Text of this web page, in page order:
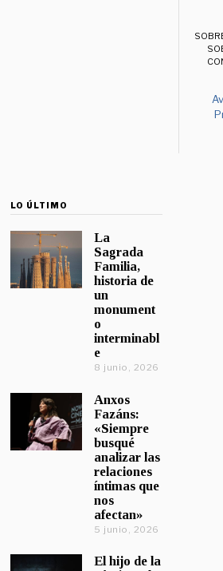
LO ÚLTIMO
La
Sagrada
Familia,
historia de
un
monument
o
interminabl
e
8 junio, 2026
Anxos
Fazáns:
«Siempre
busqué
analizar las
relaciones
íntimas que
nos
afectan»
5 junio, 2026
El hijo de la